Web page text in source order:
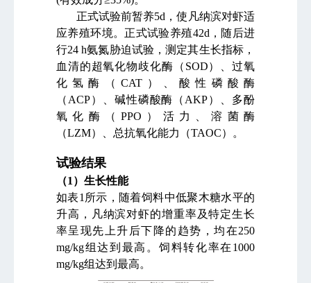
正式试验前暂养5d，使凡纳滨对虾适
应养殖环境。正式试验养殖42d，随后进
行24 h氨氮胁迫试验，测定其生长指标，
血清的超氧化物歧化酶（SOD）、过氧
化氢酶（CAT）、酸性磷酸酶
（ACP）、碱性磷酸酶（AKP）、多酚
氧化酶（PPO）活力、溶菌酶
（LZM）、总抗氧化能力（TAOC）。
试验结果
（1）生长性能
如表1所示，随着饲料中低聚木糖水平的
升高，凡纳滨对虾的增重率及特定生长
率呈现先上升后下降的趋势，均在250
mg/kg组达到最高。饲料转化率在1000
mg/kg组达到最高。